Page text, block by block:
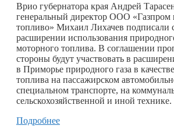
Врио губернатора края Андрей
генеральный директор ООО «Газпром
топливо» Михаил Лихачев подписали
расширении использования
моторного топлива. В соглашении
стороны будут участвовать в
в Приморье природного газа в
топлива на пассажирском
специальном транспорте, на
сельскохозяйственной и иной технике.
Подробнее